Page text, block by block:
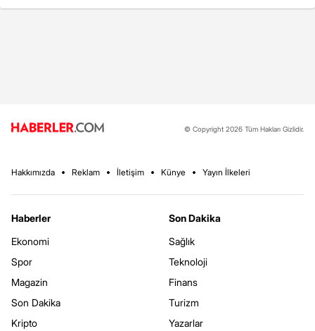
© Copyright 2026 Tüm Hakları Gizlidir.
Hakkımızda Reklam İletişim Künye Yayın İlkeleri
Haberler
Ekonomi
Spor
Magazin
Son Dakika
Kripto
Son Dakika
Sağlık
Teknoloji
Finans
Turizm
Yazarlar